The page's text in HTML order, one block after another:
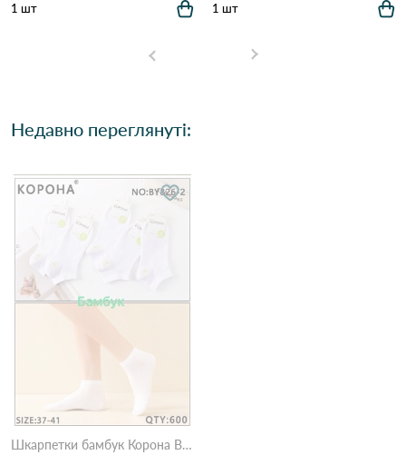
1 шт 1 шт
Недавно переглянуті:
Шкарпетки бамбук Корона BY826-2 Білий